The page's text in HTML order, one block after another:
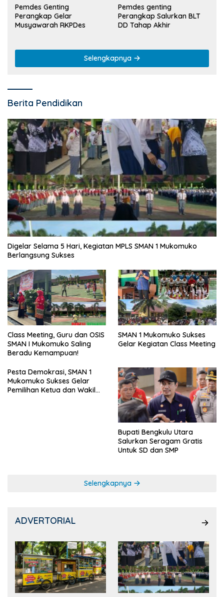
Pemdes Genting
Perangkap Gelar
Musyawarah RKPDes
Pemdes genting
Perangkap Salurkan BLT
DD Tahap Akhir
Selengkapnya
Berita Pendidikan
Digelar Selama 5 Hari, Kegiatan MPLS SMAN 1 Mukomuko
Berlangsung Sukses
Class Meeting, Guru dan OSIS
SMAN I Mukomuko Saling
Beradu Kemampuan!
SMAN 1 Mukomuko Sukses
Gelar Kegiatan Class Meeting
Pesta Demokrasi, SMAN 1
Mukomuko Sukses Gelar
Pemilihan Ketua dan Wakil
Bupati Bengkulu Utara
Salurkan Seragam Gratis
Untuk SD dan SMP
Selengkapnya
ADVERTORIAL